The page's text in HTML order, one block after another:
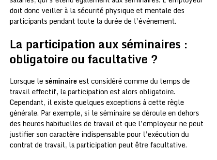
doit donc veiller à la sécurité physique et mentale des
participants pendant toute la durée de l’événement.
La participation aux séminaires :
obligatoire ou facultative ?
Lorsque le séminaire est considéré comme du temps de
travail effectif, la participation est alors obligatoire.
Cependant, il existe quelques exceptions à cette règle
générale. Par exemple, si le séminaire se déroule en dehors
des heures habituelles de travail et que l’employeur ne peut
justifier son caractère indispensable pour l’exécution du
contrat de travail, la participation peut être facultative.